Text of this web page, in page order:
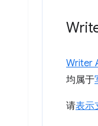
Writer
均属于
请表示